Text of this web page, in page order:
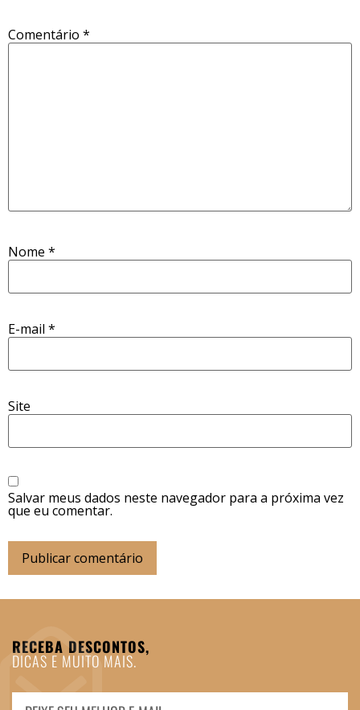
Comentário *
Nome *
E-mail *
Site
Salvar meus dados neste navegador para a próxima vez
que eu comentar.
RECEBA DESCONTOS,
DICAS E MUITO MAIS.